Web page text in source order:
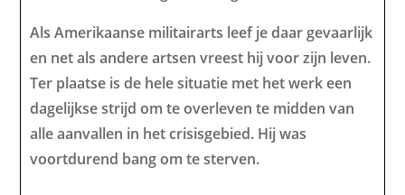
Als Amerikaanse militairarts leef je daar gevaarlijk
en net als andere artsen vreest hij voor zijn leven.
Ter plaatse is de hele situatie met het werk een
dagelijkse strijd om te overleven te midden van
alle aanvallen in het crisisgebied. Hij was
voortdurend bang om te sterven.